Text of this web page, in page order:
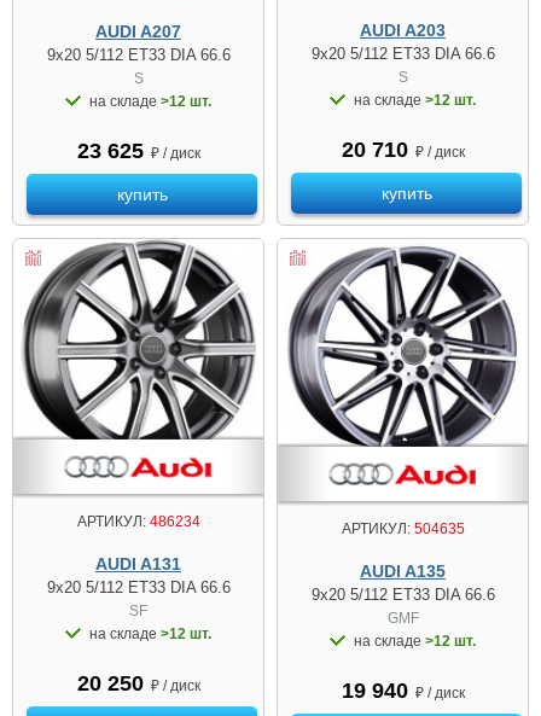
AUDI A207
9x20 5/112 ET33 DIA 66.6
S
на складе >12 шт.
23 625 ₽ / диск
купить
AUDI A203
9x20 5/112 ET33 DIA 66.6
S
на складе >12 шт.
20 710 ₽ / диск
купить
АРТИКУЛ:486234
AUDI A131
9x20 5/112 ET33 DIA 66.6
SF
на складе >12 шт.
20 250 ₽ / диск
АРТИКУЛ:504635
AUDI A135
9x20 5/112 ET33 DIA 66.6
GMF
на складе >12 шт.
19 940 ₽ / диск